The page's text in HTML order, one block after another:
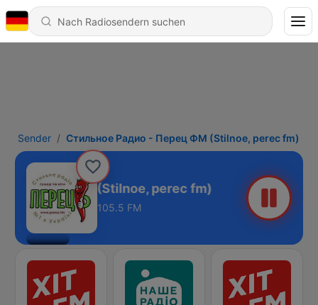
Sender Стильное Радио - Перец ФМ (Stilnoe, perec fm)
- Перец ФМ (Stilnoe, perec fm)
105.5 FM